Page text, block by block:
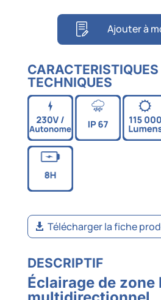
Ajouter à
CARACTERISTIQUES
TECHNIQUES
Télécharger la fiche
DESCRIPTIF
Éclairage de zone